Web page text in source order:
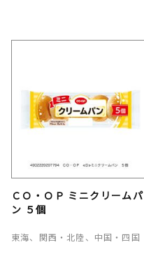
ＣＯ・ＯＰ ミニクリームパ
ン ５個
東海、関西・北陸、中国・四国